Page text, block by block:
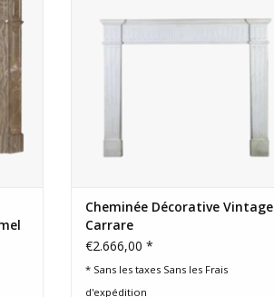
Cheminée Décorative Vintage
Carrare
€2.666,00 *
* Sans les taxes Sans les Frais
d'expédition